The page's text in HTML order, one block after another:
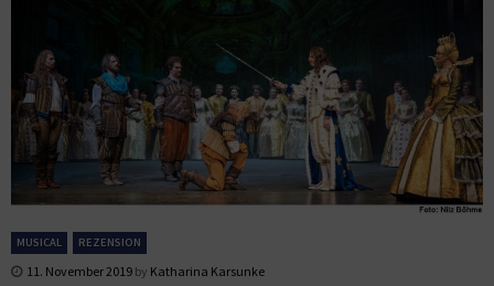
MUSICAL REZENSION
11. November 2019 by Katharina Karsunke